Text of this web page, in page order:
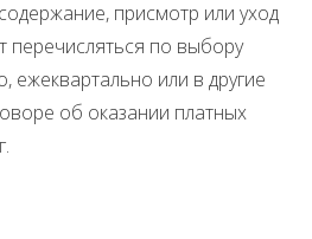
присмотр или уход
перечисляться по выбору
ежеквартально или в другие
об оказании платных